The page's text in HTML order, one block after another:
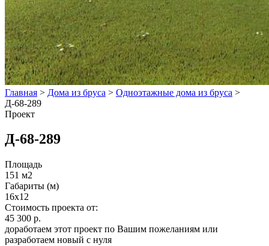
Главная > Дома из бруса > Одноэтажные дома из бруса >
Д-68-289
Проект
Д-68-289
Площадь
151 м2
Габариты (м)
16x12
Стоимость проекта от:
45 300 р.
доработаем этот проект по Вашим пожеланиям или
разработаем новый с нуля